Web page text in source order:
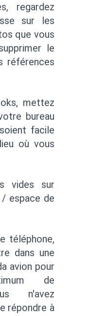
regardez
sur les
que vous
le
références
mettez
bureau
facile
où vous
vides sur
espace de
téléphone,
dans une
avion pour
de
n'avez
répondre à